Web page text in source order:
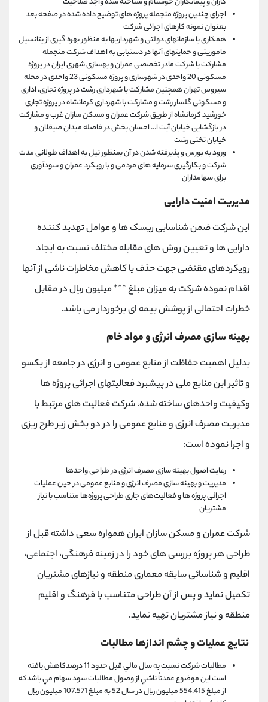
اجرای چندین پروژه منجمله پروژه های توضیح داده شده در صفحه بعد
بعنوان نمونه کارهای اجرائی شرکت
همکاری با سازمانهای دولتی و شهرداریها به منظور بهره گیری از پتانسیل
ماموریتی و حمایتهای آنها در دستیابی به اهداف شرکت منجمله
مشارکت با شرکت مادر تخصصی عمران و بهسازی شهری ایران در پروژه
مسکونی 20 واحدی در شهرساری و پروژه مسکونی 23 واحدی در محله
سیروس تهران همچنین مشارکت با شهرداری رشت در پروژه تجاری، اداری
و مسکونی گلسار رشت و مشارکت با شهرداری کرمانشاه در پروژه تجاری
خورشید کرمانشاه از طریق شرکت عمران و مسکن سازان غرب و مشارکت
در بازگشایی خیابان آیت ا... احسان بخش در فاصله میدان صیقلان و
خیابان تختی رشت
ورود به بورس و پذیرفته شدن در آن بمنظور نیل به اهداف طولانی مدت
شرکت و بکارگیری سرمایه های مردمی و با رویکرد عمران و سودآوری
برای سهامداران
مدیریت امنیت دارایی
این شرکت ضمن شناسایی ریسک ها و عوامل تهدید کننده
دارایی ها و تعیین روش های مقابله مختلف نسبت به ایجاد
رویکردهای مقتضی جهت حذف یا کاهش مخاطرات ناشی از آنها
اقدام نموده شرکت به میزان مبلغ *** میلیون ریال در مقابل
خطرات احتمالی از پوشش بیمه ای برخوردار می باشد.
بهینه سازی مصرف انرژی و مواد خام
بدلیل اهمیت حفاظت از منابع عمومی و انرژی در جامعه از یکسو
و تاثیر این منابع ملی در پیشبرد فعالیتهای اجرائی پروژه ها
وکیفیت واحدهای ساخته شده، شرکت فعالیت های مرتبط با
مدیریت مصرف انرژی و منابع عمومی را در دو بخش زیر طرح ریزی
و اجرا نموده است:
رعایت اصول بهینه سازی مصرف انرژی در طراحی واحدها
مدیریت و بهینه سازی مصرف انرژی و منابع عمومی در حین عملیات
اجرائی پروژه ها و فعالیت‌های جاری طراحی پروژه‌ها متناسب با نیاز
مشتریان
شرکت عمران و مسکن سازان ایران همواره سعی داشته قبل از
طراحی هر پروژه بررسی های خود را در زمینه فرهنگی، اجتماعی،
اقلیم و شناسائی سابقه معماری منطقه و نیازهای مشتریان
تکمیل نماید و پس از آن طراحی متناسب با فرهنگ و اقلیم
منطقه و نیاز مشتریان تهیه نماید.
نتایج عملیات و چشم اندازها مطالبات
مطالبات شركت نسبت به سال مالي قيل حدود 11 درصدكاهش یافته
است این موضوع عمدتاً ناشي از وصول مطالبات سود سهام مي باشدكه
از مبلغ 554.415 ميليون ریال در سال 52 به مبلغ 107.571 ميليون ریال